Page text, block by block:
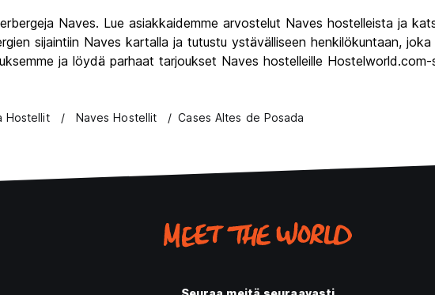
Naves. Lue asiakkaidemme arvostelut Naves hostelleista ja
sijaintiin Naves kartalla ja tutustu ystävälliseen henkilökuntaan,
ja löydä parhaat tarjoukset Naves hostelleille Hostelworld.com-
Hostellit Naves Hostellit Cases Altes de Posada